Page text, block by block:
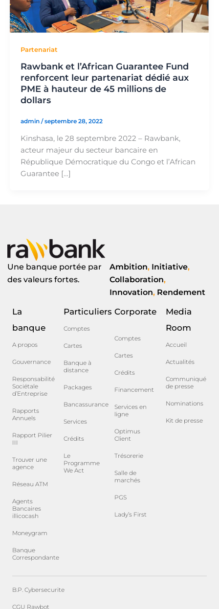
Partenariat
Rawbank et l’African Guarantee Fund
renforcent leur partenariat dédié aux
PME à hauteur de 45 millions de
dollars
admin /septembre 28, 2022
Kinshasa, le 28 septembre 2022 – Rawbank,
acteur majeur du secteur bancaire en
République Démocratique du Congo et l’African
Guarantee […]
Une banque portée par
des valeurs fortes.
Ambition, Initiative,
Collaboration,
Innovation, Rendement
La
banque
A propos
Gouvernance
Responsabilité
Sociétale
d’Entreprise
Rapports
Annuels
Rapport Pilier
III
Trouver une
agence
Réseau ATM
Agents
Bancaires
illicocash
Moneygram
Banque
Correspondante
Particuliers
Comptes
Cartes
Banque à
distance
Packages
Bancassurance
Services
Crédits
Le
Programme
We Act
Corporate
Comptes
Cartes
Crédits
Financement
Services en
ligne
Optimus
Client
Trésorerie
Salle de
marchés
PGS
Lady’s First
Media
Room
Accueil
Actualités
Communiqué
de presse
Nominations
Kit de presse
B.P. Cybersecurite
CGU Rawbot